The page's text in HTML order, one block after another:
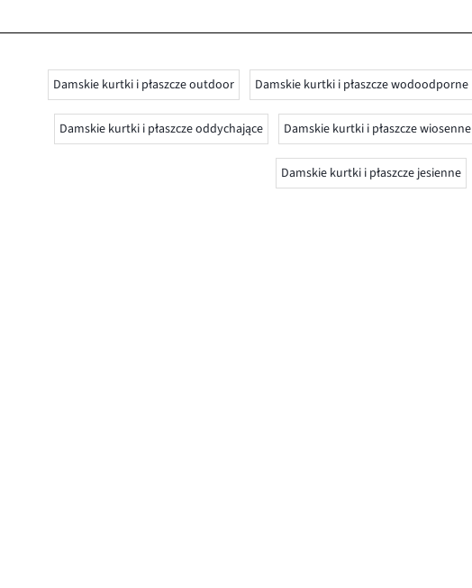
Damskie kurtki i płaszcze outdoor Damskie kurtki i płaszcze wodoodporne
Damskie kurtki i płaszcze oddychające Damskie kurtki i płaszcze wiosenne
Damskie kurtki i płaszcze jesienne